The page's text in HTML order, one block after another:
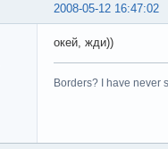
2008-05-12 16:47:02
окей, жди))
Borders? I have never